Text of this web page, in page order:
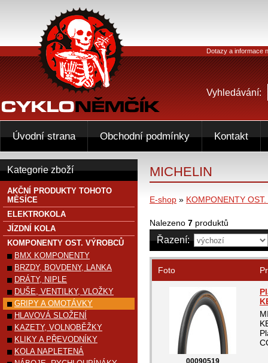
MICHELIN
E-shop » KOMPONENTY
Nalezeno 7 produktů
Řazení:
Foto
00090519
Kategorie zboží
AKČNÍ PRODUKTY TOHOTO
MĚSÍCE
ELEKTROKOLA
JÍZDNÍ KOLA
KOMPONENTY OST. VÝROBCŮ
BMX KOMPONENTY
BRZDY, BOVDENY, LANKA
DRÁTY, NIPLE
DUŠE, VENTILKY, VLOŽKY
GRIPY A OMOTÁVKY
HLAVOVÁ SLOŽENÍ
KAZETY, VOLNOBĚŽKY
KLIKY A PŘEVODNÍKY
KOLA NAPLETENÁ
Dotazy a informace
Vyhledávání:
Úvodní strana Obchodní podmínky Kontakt